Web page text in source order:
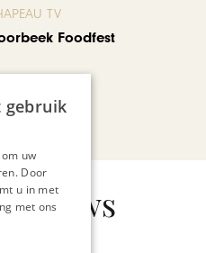
TV
Foodfest
nieuws
gebruik
uw
Door
u in met
met ons